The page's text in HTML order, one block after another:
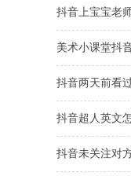
抖音上宝宝老
美术小课堂抖
抖音两天前看
到了怎么办呢)
抖音超人英文
抖音未关注对